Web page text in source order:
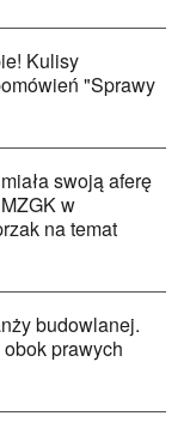
Kulisy
"Sprawy
swoją aferę
w
na temat
budowlanej.
prawych